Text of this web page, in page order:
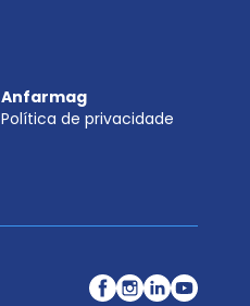
Anfarmag
Política de privacidade